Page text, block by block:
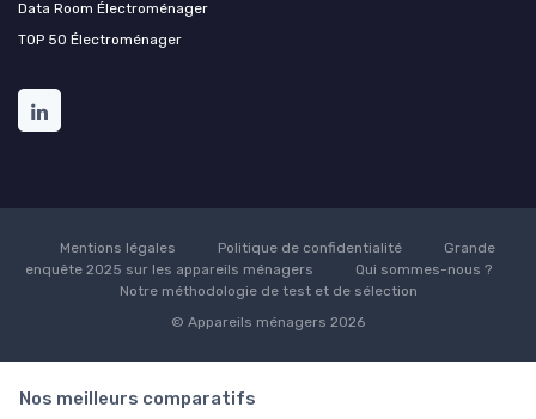
Data Room Électroménager
TOP 50 Électroménager
Mentions légales Politique de confidentialité
Grande
enquête 2025 sur les appareils ménagers
Qui sommes-nous ?
Notre méthodologie de test et de sélection
© Appareils ménagers 2026
Nos meilleurs comparatifs